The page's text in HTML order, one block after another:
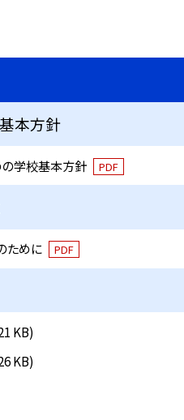
本方針
学校基本方針 PDF
ために PDF
KB)
KB)